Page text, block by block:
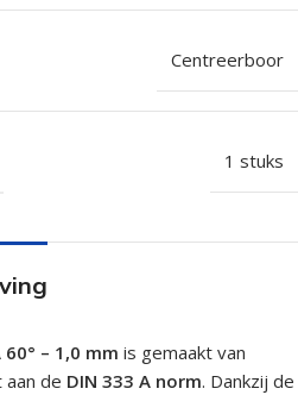
Centreerboor
1 stuks
– 1,0 mm is gemaakt van
de DIN 333 A norm. Dankzij de